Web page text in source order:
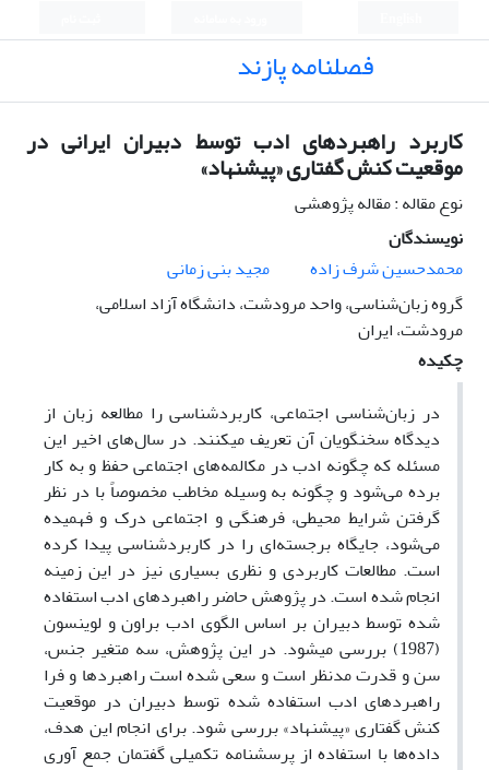
فصلنامه پازند
کاربرد راهبردهای ادب توسط دبیران ایرانی در
موقعیت کنش گفتاری «پیشنهاد»
نوع مقاله : مقاله پژوهشی
نویسندگان
محمدحسین شرف زاده
مجید بنی زمانی
گروه زبان‌شناسی، واحد مرودشت، دانشگاه آزاد اسلامی،
مرودشت، ایران
چکیده
در زبان‌شناسی اجتماعی، کاربردشناسی را مطالعه‌ زبان از
دیدگاه سخنگویان آن تعریف می­کنند. در سال‌های اخیر این
مسئله که چگونه ادب در مکالمه‌های اجتماعی حفظ و به کار
برده می‌شود و چگونه به وسیله‌ مخاطب مخصوصاً با در نظر
گرفتن شرایط محیطی، فرهنگی و اجتماعی درک و فهمیده
می‌شود، جایگاه برجسته‌ای را در کاربردشناسی پیدا کرده
است. مطالعات کاربردی و نظری بسیاری نیز در این زمینه
انجام شده است. در پژوهش حاضر راهبردهای ادب استفاده
شده توسط دبیران بر اساس الگوی ادب براون و لوینسون
(1987) بررسی می­شود. در این پژوهش، سه متغیر جنس،
سن و قدرت مدنظر است و سعی شده است راهبردها و فرا
راهبردهای ادب استفاده شده توسط دبیران در موقعیت
کنش گفتاری «پیشنهاد» بررسی شود. برای انجام این هدف،
داده‌ها با استفاده از پرسشنامه تکمیلی گفتمان جمع آوری